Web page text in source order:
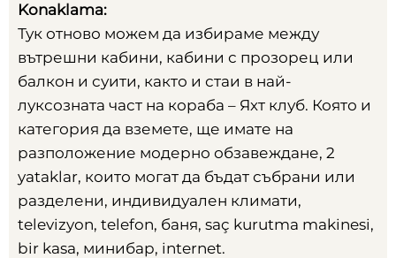
Konaklama:
Тук отново можем да избираме между
вътрешни кабини, кабини с прозорец или
балкон и суити, както и стаи в най-
луксозната част на кораба – Яхт клуб. Която и
категория да вземете, ще имате на
разположение модерно обзавеждане, 2
yataklar, които могат да бъдат събрани или
разделени, индивидуален климати,
televizyon, telefon, баня, saç kurutma makinesi,
bir kasa, минибар, internet.